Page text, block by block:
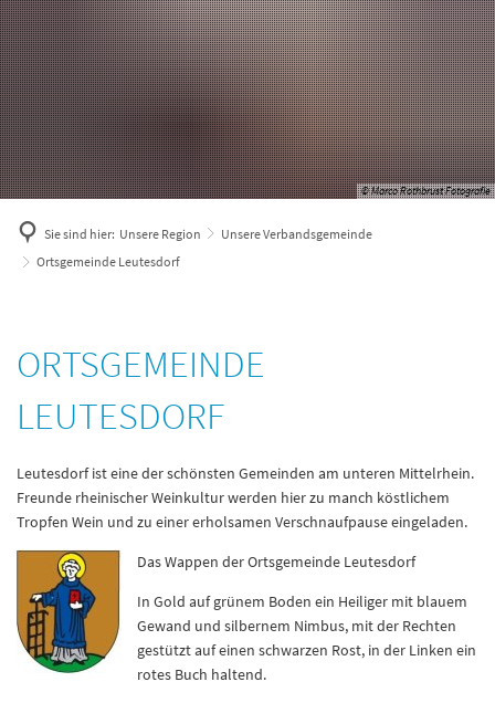
© Marco Rothbrust Fotografie
Sie sind hier: Unsere Region
Unsere Verbandsgemeinde
Ortsgemeinde Leutesdorf
Ortsgemeinde
Leutesdorf
ORTSGEMEINDE
LEUTESDORF
Leutesdorf ist eine der schönsten Gemeinden am unteren Mittelrhein.
Freunde rheinischer Weinkultur werden hier zu manch köstlichem
Tropfen Wein und zu einer erholsamen Verschnaufpause eingeladen.
Das Wappen der Ortsgemeinde Leutesdorf
In Gold auf grünem Boden ein Heiliger mit blauem
Gewand und silbernem Nimbus, mit der Rechten
gestützt auf einen schwarzen Rost, in der Linken ein
rotes Buch haltend.